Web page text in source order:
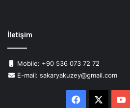
İletişim
Mobile: +90 536 073 72 72
E-mail: sakaryakuzey@gmail.com
Facebook